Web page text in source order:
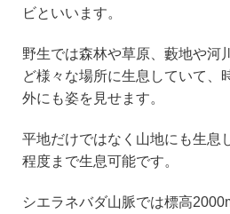
ビといいます。
野生では森林や草原、藪地や河
ど様々な場所に生息していて、
外にも姿を見せます。
平地だけではなく山地にも生息
程度まで生息可能です。
シエラネバダ山脈では標高